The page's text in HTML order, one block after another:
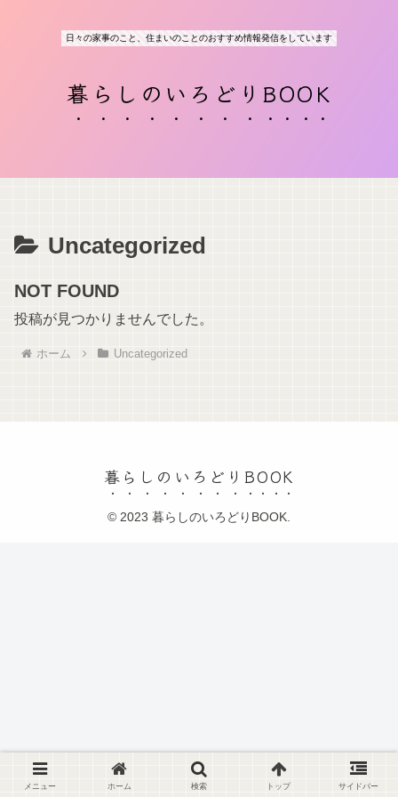
日々の家事のこと、住まいのことのおすすめ情報発信をしています
暮らしのいろどりBOOK
Uncategorized
NOT FOUND
投稿が見つかりませんでした。
ホーム Uncategorized
暮らしのいろどりBOOK
© 2023 暮らしのいろどりBOOK.
メニュー ホーム 検索 トップ サイドバー